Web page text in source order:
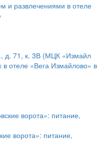
и развлечениями в отеле
отеле «Вега Измайлово» в
ворота»: питание,